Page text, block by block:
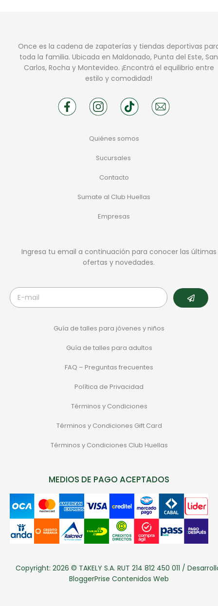
Once es la cadena de zapaterías y tiendas deportivas
toda la familia. Ubicada en Maldonado, Punta del Este, San
Carlos, Rocha y Montevideo. ¡Encontrá el equilibrio entre
estilo y comodidad!
Quiénes somos
Sucursales
Contacto
Sumate al Club Huellas
Empresas
Ingresa tu email a continuación para conocer las últimas
ofertas y novedades.
Guía de talles para jóvenes y niños
Guía de talles para adultos
FAQ – Preguntas frecuentes
Política de Privacidad
Términos y Condiciones
Términos y Condiciones Gift Card
Términos y Condiciones Club Huellas
MEDIOS DE PAGO ACEPTADOS
Copyright: 2026 © TAKELY S.A. RUT 214 812 450 011 /
BloggerPrise Contenidos Web